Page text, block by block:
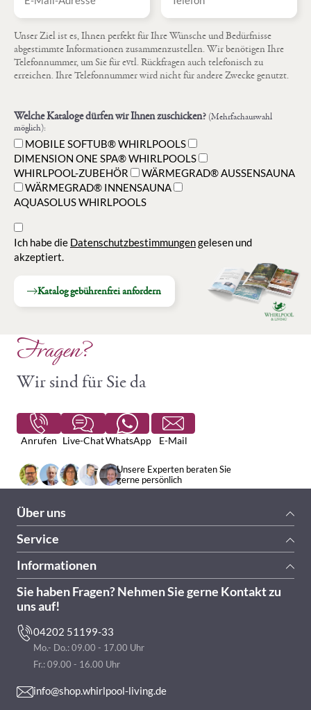
Unser Ziel ist es, Ihnen perfekt für Ihre Wünsche und Bedürfnisse
abgestimmte Informationen zusammenzustellen. Wir benötigen Ihre
Telefonnummer, um Sie für evtl. Rückfragen auch telefonisch zu
erreichen. Ihre Telefonnummer wird nicht für andere Zwecke genutzt.
Welche Kataloge dürfen wir Ihnen zuschicken? (Mehrfachauswahl
möglich):
MOBILE SOFTUB® WHIRLPOOLS
DIMENSION ONE SPA® WHIRLPOOLS
WHIRLPOOL-ZUBEHÖR
WÄRMEGRAD® AUSSENSAUNA
WÄRMEGRAD® INNENSAUNA
AQUASOLUS WHIRLPOOLS
Ich habe die Datenschutzbestimmungengelesen und
akzeptiert.
Katalog gebührenfrei anfordern
Fragen?
Wir sind für Sie da
Anrufen Live-ChatWhatsApp E-Mail
Unsere Experten beraten Sie
gerne persönlich
Sie haben Fragen? Nehmen Sie gerne Kontakt zu
uns auf!
04202 51199-33
Mo.- Do.: 09.00 - 17.00 Uhr
Fr.: 09.00 - 16.00 Uhr
info@shop.whirlpool-living.de
Über uns
Service
Informationen